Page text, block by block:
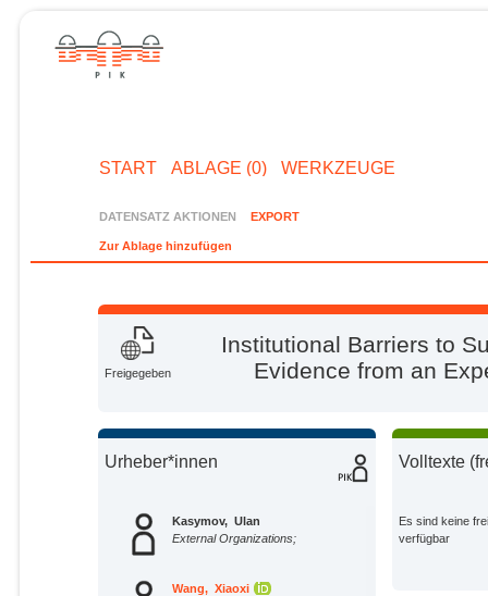
START ABLAGE (0) WERKZEUGE
DATENSATZ AKTIONEN EXPORT
Zur Ablage hinzufügen
Freigegeben
Institutional Barriers to
Evidence from an
Urheber*innen
Kasymov, Ulan
External Organizations;
Wang, Xiaoxi
Volltexte
Es sind keine
verfügbar